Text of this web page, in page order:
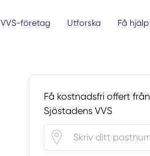
VVS-företag Utforska Få hjälp
Få kostnadsfri offert från
Sjöstadens VVS